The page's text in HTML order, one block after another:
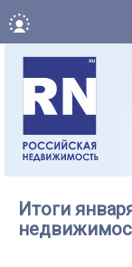
Итоги